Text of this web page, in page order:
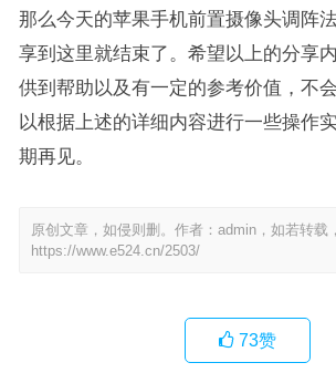
那么今天的苹果手机前置摄像头调阵
享到这里就结束了。希望以上的分享
供到帮助以及有一定的参考价值，不
以根据上述的详细内容进行一些操作
期再见。
原创文章，如侵则删。作者：admin，如若转载
https://www.e524.cn/2503/
73赞